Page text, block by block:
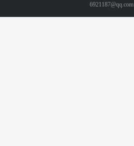
6921187@qq.com